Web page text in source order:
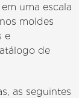
uma escala
moldes
e
de
as seguintes